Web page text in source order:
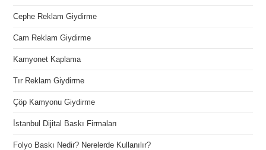
Cephe Reklam Giydirme
Cam Reklam Giydirme
Kamyonet Kaplama
Tır Reklam Giydirme
Çöp Kamyonu Giydirme
İstanbul Dijital Baskı Firmaları
Folyo Baskı Nedir? Nerelerde Kullanılır?